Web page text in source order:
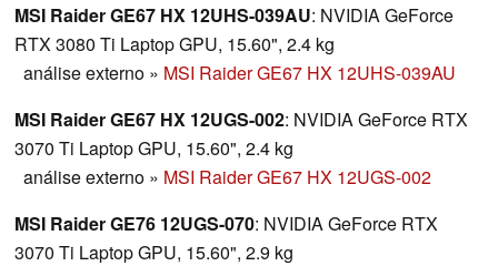
MSI Raider GE67 HX 12UHS-039AU: NVIDIA GeForce
RTX 3080 Ti Laptop GPU, 15.60", 2.4 kg
análise externo » MSI Raider GE67 HX 12UHS-039AU
MSI Raider GE67 HX 12UGS-002: NVIDIA GeForce RTX
3070 Ti Laptop GPU, 15.60", 2.4 kg
análise externo » MSI Raider GE67 HX 12UGS-002
MSI Raider GE76 12UGS-070: NVIDIA GeForce RTX
3070 Ti Laptop GPU, 15.60", 2.9 kg